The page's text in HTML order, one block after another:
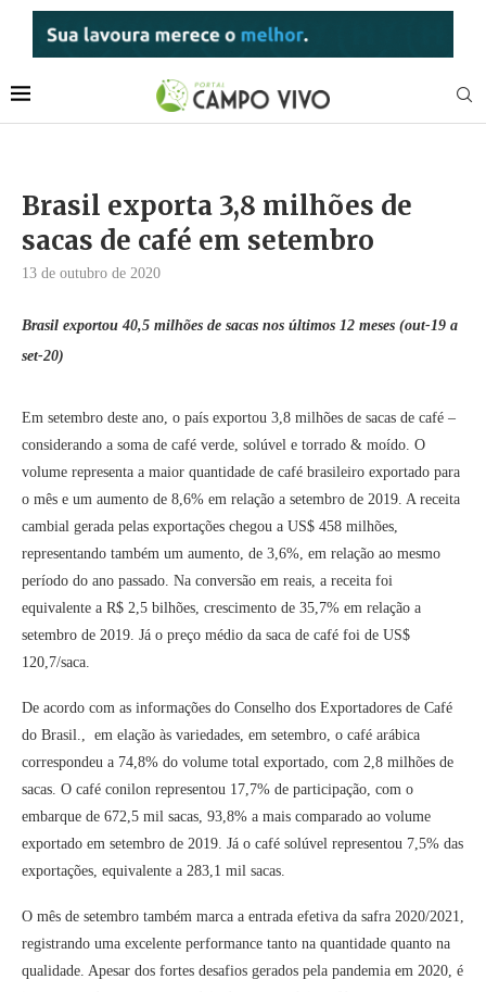
Brasil exporta 3,8 milhões de
sacas de café em setembro
13 de outubro de 2020
Brasil exportou 40,5 milhões de sacas nos últimos 12 meses (out-19 a
set-20)
Em setembro deste ano, o país exportou 3,8 milhões de sacas de café –
considerando a soma de café verde, solúvel e torrado & moído. O
volume representa a maior quantidade de café brasileiro exportado para
o mês e um aumento de 8,6% em relação a setembro de 2019. A receita
cambial gerada pelas exportações chegou a US$ 458 milhões,
representando também um aumento, de 3,6%, em relação ao mesmo
período do ano passado. Na conversão em reais, a receita foi
equivalente a R$ 2,5 bilhões, crescimento de 35,7% em relação a
setembro de 2019. Já o preço médio da saca de café foi de US$
120,7/saca.
De acordo com as informações do Conselho dos Exportadores de Café
do Brasil., em elação às variedades, em setembro, o café arábica
correspondeu a 74,8% do volume total exportado, com 2,8 milhões de
sacas. O café conilon representou 17,7% de participação, com o
embarque de 672,5 mil sacas, 93,8% a mais comparado ao volume
exportado em setembro de 2019. Já o café solúvel representou 7,5% das
exportações, equivalente a 283,1 mil sacas.
O mês de setembro também marca a entrada efetiva da safra 2020/2021,
registrando uma excelente performance tanto na quantidade quanto na
qualidade. Apesar dos fortes desafios gerados pela pandemia em 2020, é